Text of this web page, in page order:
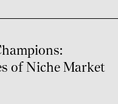
of Niche Market